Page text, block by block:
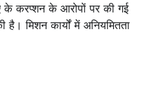
के करप्शन के आरोपों पर की गई
है। मिशन कार्यों में अनियमितता